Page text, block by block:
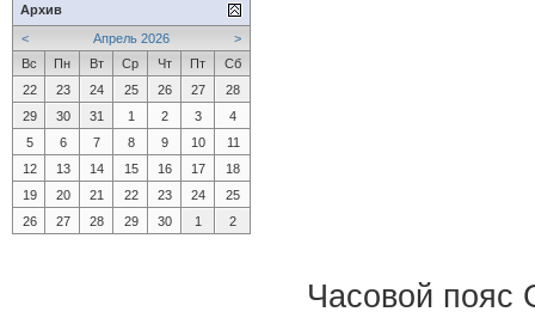
Архив
<
>
Апрель 2026
Вс
Пн Вт Ср Чт Пт
Сб
22
23 24 25 26 27
28
29
30 31 1 2 3
4
5
6 7 8 9 10
11
12
13 14 15 16 17
18
19
20 21 22 23 24
25
26
27 28 29 30 1 2
Часовой пояс